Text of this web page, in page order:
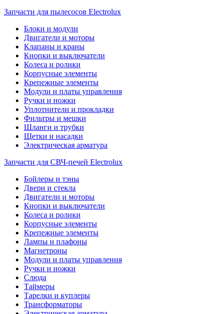
Запчасти для пылесосов Electrolux
Блоки и модули
Двигатели и моторы
Клапаны и краны
Кнопки и выключатели
Колеса и ролики
Корпусные элементы
Крепежные элементы
Модули и платы управления
Ручки и ножки
Уплотнители и прокладки
Фильтры и мешки
Шланги и трубки
Щетки и насадки
Электрическая арматура
Запчасти для СВЧ-печей Electrolux
Бойлеры и тэны
Двери и стекла
Двигатели и моторы
Кнопки и выключатели
Колеса и ролики
Корпусные элементы
Крепежные элементы
Лампы и плафоны
Магнетроны
Модули и платы управления
Ручки и ножки
Слюда
Таймеры
Тарелки и куплеры
Трансформаторы